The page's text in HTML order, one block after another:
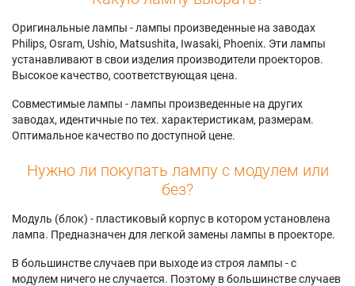
Оригинальные лампы - лампы произведенные на заводах
Philips, Osram, Ushio, Matsushita, Iwasaki, Phoenix. Эти лампы
устанавливают в свои изделия производители проекторов.
Высокое качество, соответствующая цена.
Совместимые лампы - лампы произведенные на других
заводах, идентичные по тех. характеристикам, размерам.
Оптимальное качество по доступной цене.
Нужно ли покупать лампу с модулем или
без?
Модуль (блок) - пластиковый корпус в котором установлена
лампа. Предназначен для легкой замены лампы в проекторе.
В большинстве случаев при выходе из строя лампы - с
модулем ничего не случается. Поэтому в большинстве случаев